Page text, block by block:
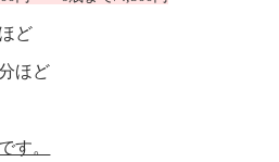
ど
ほど
す。